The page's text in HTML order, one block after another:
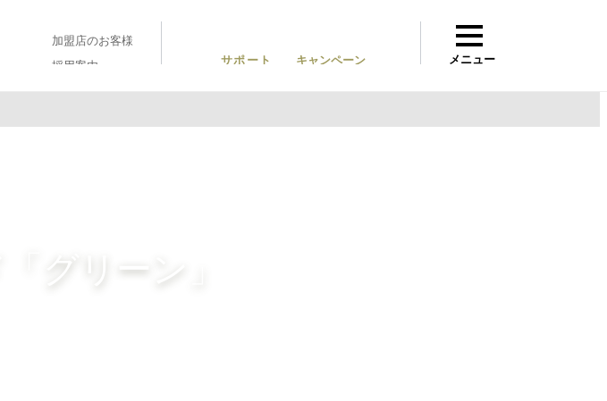
加盟店のお客様
採用案内
サポート キャンペーン メニュー
「グリーン」